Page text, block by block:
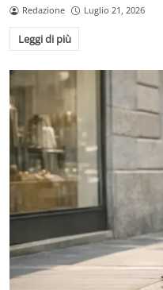
Redazione Luglio 21, 2026
Leggi di più